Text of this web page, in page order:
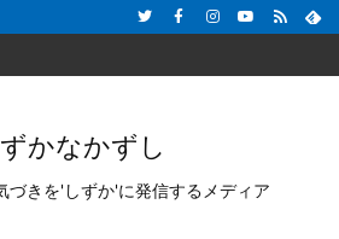
かなかずし
づきを'しずか'に発信するメディア